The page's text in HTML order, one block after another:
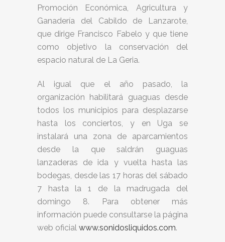
Promoción Económica, Agricultura y
Ganadería del Cabildo de Lanzarote,
que dirige Francisco Fabelo y que tiene
como objetivo la conservación del
espacio natural de La Geria.
Al igual que el año pasado, la
organización habilitará guaguas desde
todos los municipios para desplazarse
hasta los conciertos, y en Uga se
instalará una zona de aparcamientos
desde la que saldrán guaguas
lanzaderas de ida y vuelta hasta las
bodegas, desde las 17 horas del sábado
7 hasta la 1 de la madrugada del
domingo 8. Para obtener más
información puede consultarse la página
web oficial www.sonidosliquidos.com.